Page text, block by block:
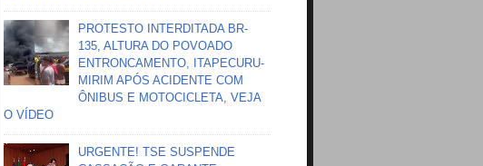
PROTESTO INTERDITADA BR-
135, ALTURA DO POVOADO
ENTRONCAMENTO, ITAPECURU-
MIRIM APÓS ACIDENTE COM
ÔNIBUS E MOTOCICLETA, VEJA
O VÍDEO
URGENTE! TSE SUSPENDE